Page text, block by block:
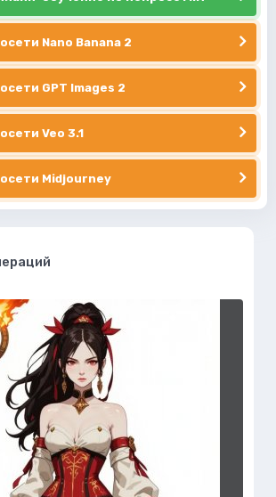
Nano Banana 2
GPT Images 2
Veo 3.1
Midjourney